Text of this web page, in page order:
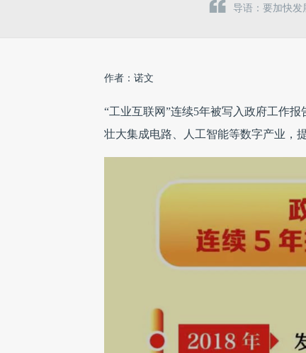
导语：要加快发
作者：诺文
“工业互联网”连续5年被写入政府工作
壮大集成电路、人工智能等数字产业，